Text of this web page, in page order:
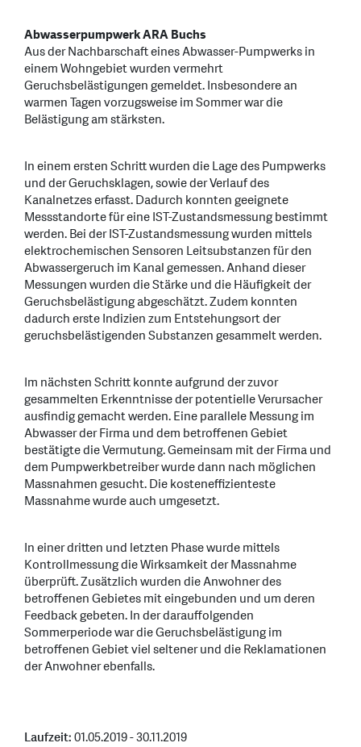
Abwasserpumpwerk ARA Buchs
Aus der Nachbarschaft eines Abwasser-Pumpwerks in
einem Wohngebiet wurden vermehrt
Geruchsbelästigungen gemeldet. Insbesondere an
warmen Tagen vorzugsweise im Sommer war die
Belästigung am stärksten.
In einem ersten Schritt wurden die Lage des Pumpwerks
und der Geruchsklagen, sowie der Verlauf des
Kanalnetzes erfasst. Dadurch konnten geeignete
Messstandorte für eine IST-Zustandsmessung bestimmt
werden. Bei der IST-Zustandsmessung wurden mittels
elektrochemischen Sensoren Leitsubstanzen für den
Abwassergeruch im Kanal gemessen. Anhand dieser
Messungen wurden die Stärke und die Häufigkeit der
Geruchsbelästigung abgeschätzt. Zudem konnten
dadurch erste Indizien zum Entstehungsort der
geruchsbelästigenden Substanzen gesammelt werden.
Im nächsten Schritt konnte aufgrund der zuvor
gesammelten Erkenntnisse der potentielle Verursacher
ausfindig gemacht werden. Eine parallele Messung im
Abwasser der Firma und dem betroffenen Gebiet
bestätigte die Vermutung. Gemeinsam mit der Firma und
dem Pumpwerkbetreiber wurde dann nach möglichen
Massnahmen gesucht. Die kosteneffizienteste
Massnahme wurde auch umgesetzt.
In einer dritten und letzten Phase wurde mittels
Kontrollmessung die Wirksamkeit der Massnahme
überprüft. Zusätzlich wurden die Anwohner des
betroffenen Gebietes mit eingebunden und um deren
Feedback gebeten. In der darauffolgenden
Sommerperiode war die Geruchsbelästigung im
betroffenen Gebiet viel seltener und die Reklamationen
der Anwohner ebenfalls.
Laufzeit:01.05.2019 - 30.11.2019